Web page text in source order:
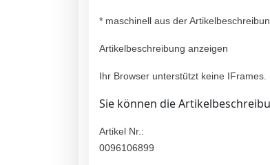
* maschinell aus der
Artikelbeschreibung anzeigen
Ihr Browser unterstützt keine IFrames.
Sie können die
Artikel Nr.:
0096106899